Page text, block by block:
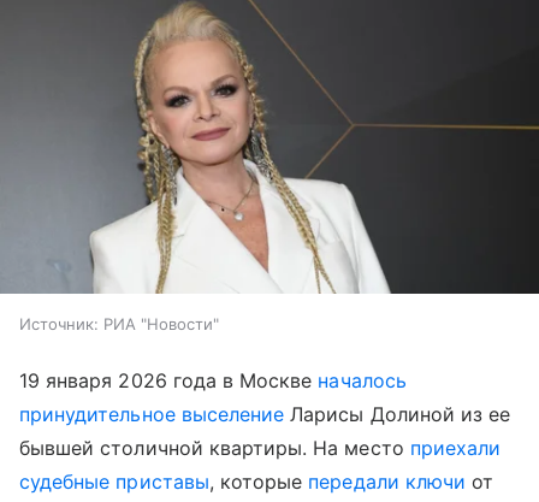
Источник: РИА "Новости"
19 января 2026 года в Москве началось
принудительное выселение Ларисы Долиной из ее
бывшей столичной квартиры. На место приехали
судебные приставы, которые передали ключи от